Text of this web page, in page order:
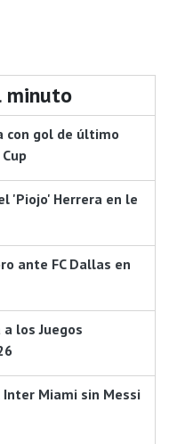
minuto
con gol de último
'Piojo' Herrera en le
ante FC Dallas en
los Juegos
Inter Miami sin Messi